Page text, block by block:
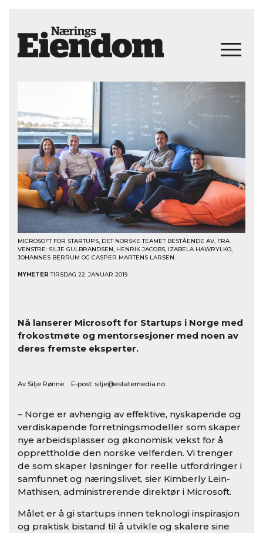
MICROSOFT FOR STARTUPS, DET NORSKE TEAMET BESTÅENDE AV, FRA
VENSTRE: SILJE GULBRANDSEN, HENRIK JACOBS, IZABELA HAWRYLKO,
JOHANNES BERRUM OG CASPER MARTENS LARSEN.
NYHETER TIRSDAG 22. JANUAR 2019
Nå lanserer Microsoft for Startups i Norge med
frokostmøte og mentorsesjoner med noen av
deres fremste eksperter.
Av Silje Rønne E-post: silje@estatemedia.no
– Norge er avhengig av effektive, nyskapende og
verdiskapende forretningsmodeller som skaper
nye arbeidsplasser og økonomisk vekst for å
opprettholde den norske velferden. Vi trenger
de som skaper løsninger for reelle utfordringer i
samfunnet og næringslivet, sier Kimberly Lein-
Mathisen, administrerende direktør i Microsoft.
Målet er å gi startups innen teknologi inspirasjon
og praktisk bistand til å utvikle og skalere sine